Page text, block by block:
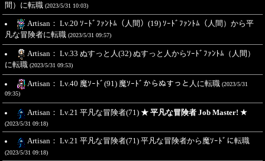
間）に転職 (2023/5/31 10:03)
Artisan： Lv.20 ｿｰﾄﾞﾌｧﾝﾄﾑ（人間）(19) ｿｰﾄﾞﾌｧﾝﾄﾑ（人間）から平
凡な冒険者に転職 (2023/5/31 09:57)
Artisan： Lv.33 ぬすっと人(32) ぬすっと人からｿｰﾄﾞﾌｧﾝﾄﾑ（人間）
に転職 (2023/5/31 09:53)
Artisan： Lv.40 魔ｿｰﾄﾞ(91) 魔ｿｰﾄﾞからぬすっと人に転職 (2023/5/31
09:35)
Artisan： Lv.21 平凡な冒険者(71) ★ 平凡な冒険者 Job Master! ★
(2023/5/31 09:18)
Artisan： Lv.21 平凡な冒険者(71) 平凡な冒険者から魔ｿｰﾄﾞに転職
(2023/5/31 09:18)